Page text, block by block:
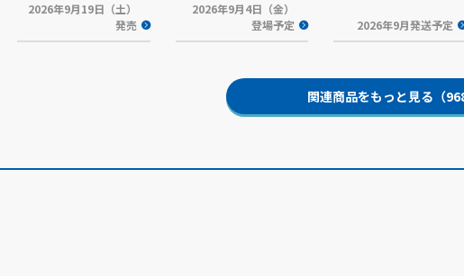
2026年9月19日（土）
発売
2026年9月4日（金）
登場予定
2026年9月発送予定
関連商品をもっと見る（968